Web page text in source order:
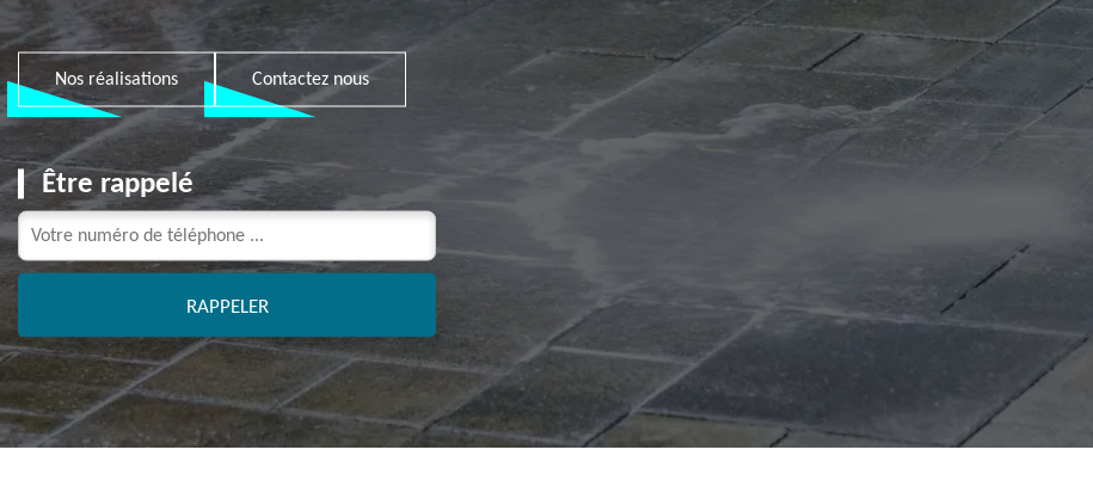
Nos réalisations Contactez nous
Être rappelé